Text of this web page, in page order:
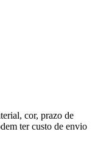
cor, prazo de
ter custo de envio